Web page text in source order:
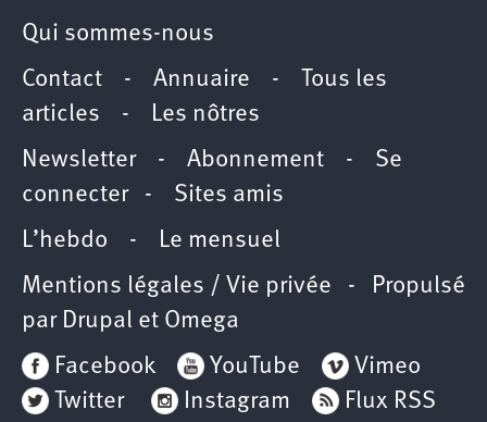
Qui sommes-nous
Contact - Annuaire -
Tous les
articles - Les nôtres
Newsletter- Abonnement - Se
connecter- Sites amis
L’hebdo - Le mensuel
Mentions légales / Vie privée - Propulsé
par Drupal et Omega
Facebook
YouTube
Vimeo
Twitter
Instagram
Flux RSS